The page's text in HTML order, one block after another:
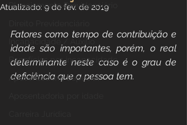
Planejamento Previdenciário
Incapacidade / Auxílio
Benefícios por incapacidade
Aposentadoria Especial
Atualizado: 9 de fev. de 2019
Fatores como tempo de contribuição e
idade são importantes, porém, o real
determinante neste caso é o grau de
deficiência que a pessoa tem.